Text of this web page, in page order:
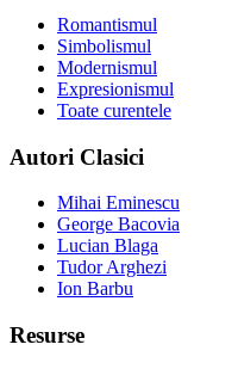
Romantismul
Simbolismul
Modernismul
Expresionismul
Toate curentele
Autori Clasici
Mihai Eminescu
George Bacovia
Lucian Blaga
Tudor Arghezi
Ion Barbu
Resurse